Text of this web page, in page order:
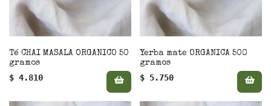
Té CHAI MASALA ORGÁNICO 50
gramos
$ 4.810
Yerba mate ORGÁNICA 500
gramos
$ 5.750